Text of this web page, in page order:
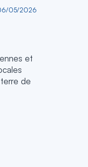
05/2026
et
de